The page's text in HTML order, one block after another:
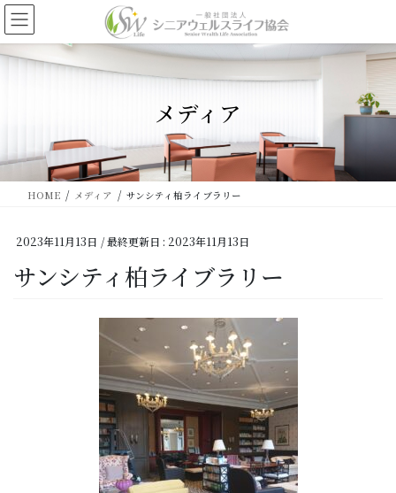
コ
ン
テ
ン
ナ
ビ
ゲ
ー
移
メディア
HOME メディア サンシティ柏ライブラリー
2023年11月13日 / 最終更新日 : 2023年11月13日
サンシティ柏ライブラリー